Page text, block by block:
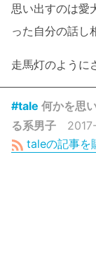
思い出すのは愛
った自分の話し
走馬灯のように
#tale 何かを思
る系男子
taleの記事を